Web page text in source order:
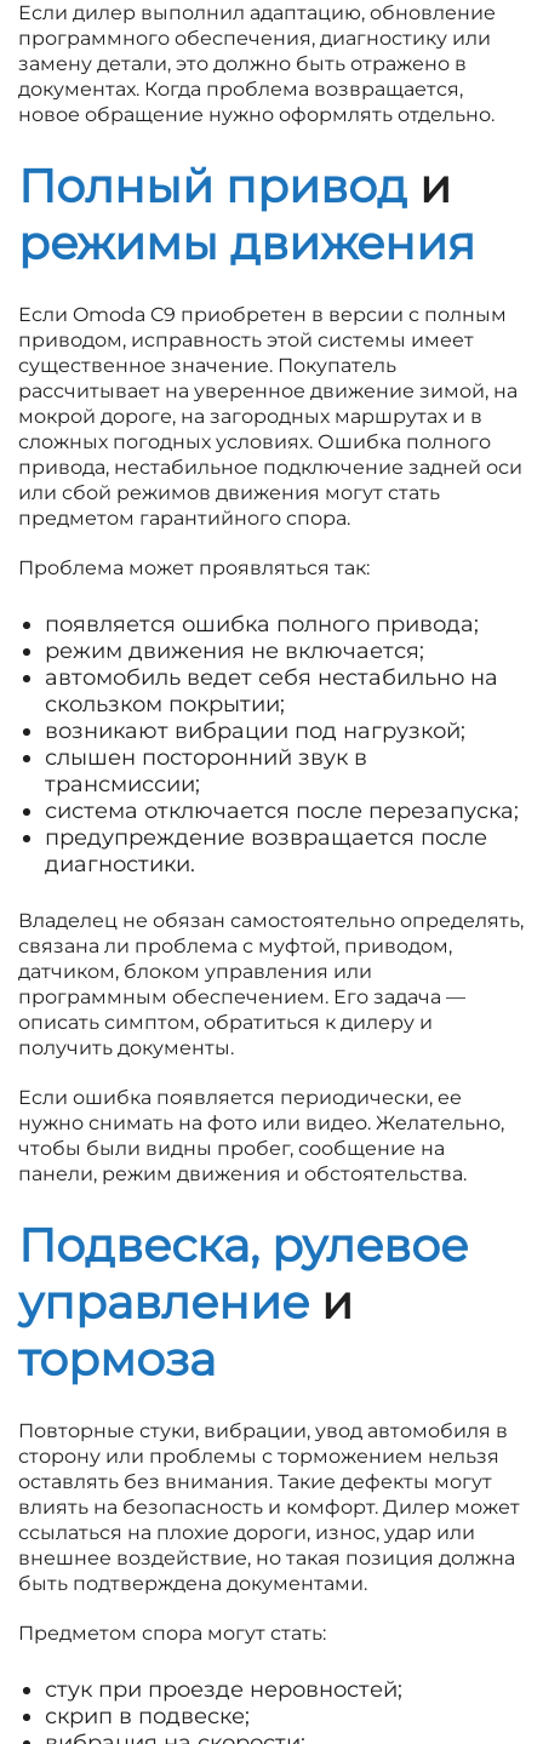
Если дилер выполнил адаптацию, обновление
программного обеспечения, диагностику или
замену детали, это должно быть отражено в
документах. Когда проблема возвращается,
новое обращение нужно оформлять отдельно.
Полный привод и
режимы движения
Если Omoda C9 приобретен в версии с полным
приводом, исправность этой системы имеет
существенное значение. Покупатель
рассчитывает на уверенное движение зимой, на
мокрой дороге, на загородных маршрутах и в
сложных погодных условиях. Ошибка полного
привода, нестабильное подключение задней оси
или сбой режимов движения могут стать
предметом гарантийного спора.
Проблема может проявляться так:
появляется ошибка полного привода;
режим движения не включается;
автомобиль ведет себя нестабильно на
скользком покрытии;
возникают вибрации под нагрузкой;
слышен посторонний звук в
трансмиссии;
система отключается после перезапуска;
предупреждение возвращается после
диагностики.
Владелец не обязан самостоятельно определять,
связана ли проблема с муфтой, приводом,
датчиком, блоком управления или
программным обеспечением. Его задача —
описать симптом, обратиться к дилеру и
получить документы.
Если ошибка появляется периодически, ее
нужно снимать на фото или видео. Желательно,
чтобы были видны пробег, сообщение на
панели, режим движения и обстоятельства.
Подвеска, рулевое
управление и
тормоза
Повторные стуки, вибрации, увод автомобиля в
сторону или проблемы с торможением нельзя
оставлять без внимания. Такие дефекты могут
влиять на безопасность и комфорт. Дилер может
ссылаться на плохие дороги, износ, удар или
внешнее воздействие, но такая позиция должна
быть подтверждена документами.
Предметом спора могут стать:
стук при проезде неровностей;
скрип в подвеске;